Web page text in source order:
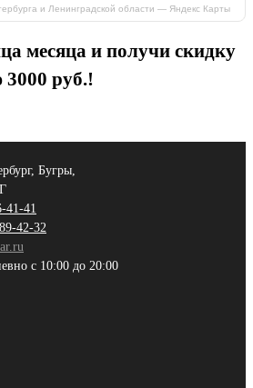
и Ленинградской области — Яндекс Карты
месяца и получи скидку
3000 руб.!
Бугры,
41-41
42-32
с 10:00 до 20:00